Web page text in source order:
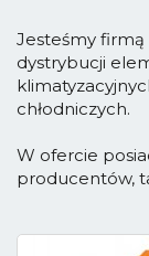
Jesteśmy firmą
dystrybucji
chłodniczych.
W ofercie
producentów,